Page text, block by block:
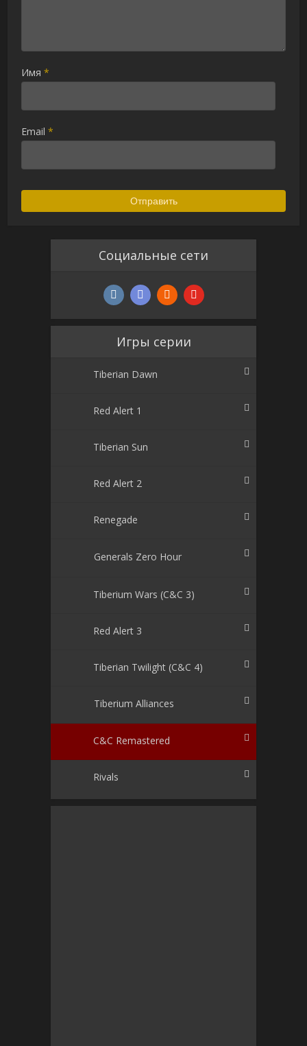
Имя*
Email*
Социальные сети
Игры серии
Tiberian Dawn
Red Alert 1
Tiberian Sun
Red Alert 2
Renegade
Generals Zero Hour
Tiberium Wars (C&C 3)
Red Alert 3
Tiberian Twilight (C&C 4)
Tiberium Alliances
C&C Remastered
Rivals